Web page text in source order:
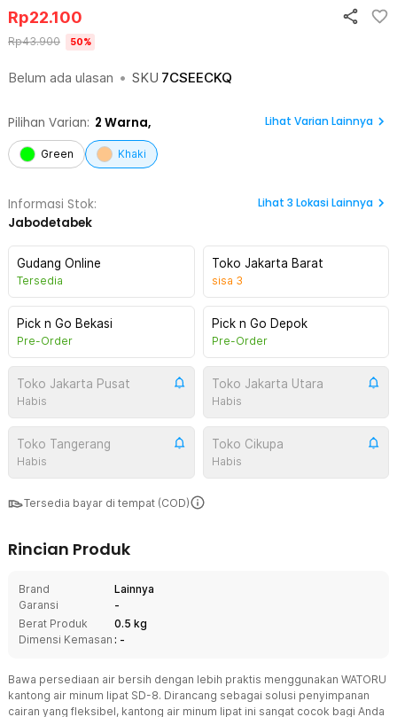
Belum ada ulasan • SKU 7CSEECKQ
Rp22.100
Rp43.900 50%
Pilihan Varian: 2 Warna, Lihat Varian Lainnya
Green Khaki
Informasi Stok:
Jabodetabek
Lihat 3 Lokasi Lainnya
Gudang Online
Tersedia
Toko Jakarta Barat
sisa 3
Pick n Go Bekasi
Pre-Order
Pick n Go Depok
Pre-Order
Toko Jakarta Pusat
Habis
Toko Jakarta Utara
Habis
Toko Tangerang
Habis
Toko Cikupa
Habis
Tersedia bayar di tempat (COD)
Rincian Produk
Brand
Lainnya
Garansi
-
Berat Produk
0.5 kg
Dimensi Kemasan : -
Bawa persediaan air bersih dengan lebih praktis menggunakan WATORU
kantong air minum lipat SD-8. Dirancang sebagai solusi penyimpanan
cairan yang fleksibel, kantong air minum lipat ini sangat cocok bagi Anda